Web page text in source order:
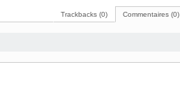
Commentaires (0)
Trackbacks (0)